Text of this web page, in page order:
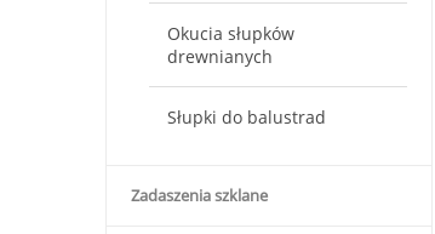
Okucia słupków
drewnianych
Słupki do balustrad
Zadaszenia szklane
pochwytu,
Blaszka narożna pochwytu,